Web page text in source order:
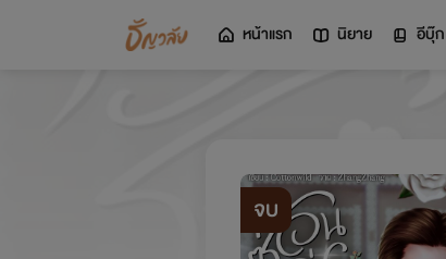
หน้าแรก นิยาย อีบุ๊ก
จบ